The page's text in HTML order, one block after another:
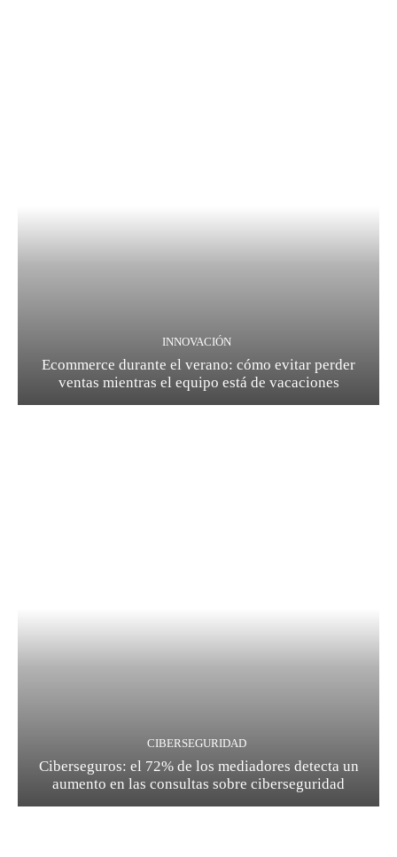
INNOVACIÓN
Ecommerce durante el verano: cómo evitar perder
ventas mientras el equipo está de vacaciones
CIBERSEGURIDAD
Ciberseguros: el 72% de los mediadores detecta un
aumento en las consultas sobre ciberseguridad